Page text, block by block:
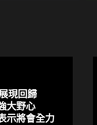
現回歸
大野心
示將會全力